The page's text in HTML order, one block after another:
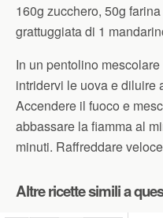
160g zucchero, 50g
grattuggiata di 1
In un pentolino
intridervi le uova e diluire
Accendere il fuoco e
abbassare la fiamma al
minuti. Raffreddare
Altre ricette simili a